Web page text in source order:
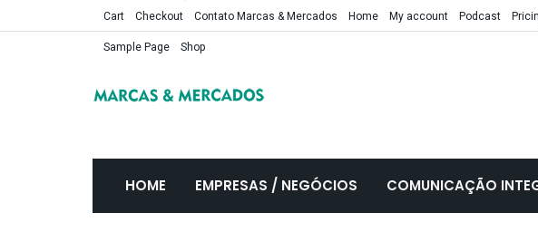
Cart Checkout Contato Marcas & Mercados Home My account Podcast
Sample Page
Shop
HOME EMPRESAS / NEGÓCIOS COMUNICAÇÃO